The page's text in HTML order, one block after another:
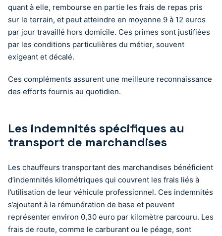
quant à elle, rembourse en partie les frais de repas pris
sur le terrain, et peut atteindre en moyenne 9 à 12 euros
par jour travaillé hors domicile. Ces primes sont justifiées
par les conditions particulières du métier, souvent
exigeant et décalé.
Ces compléments assurent une meilleure reconnaissance
des efforts fournis au quotidien.
Les indemnités spécifiques au
transport de marchandises
Les chauffeurs transportant des marchandises bénéficient
d’indemnités kilométriques qui couvrent les frais liés à
l’utilisation de leur véhicule professionnel. Ces indemnités
s’ajoutent à la rémunération de base et peuvent
représenter environ 0,30 euro par kilomètre parcouru. Les
frais de route, comme le carburant ou le péage, sont